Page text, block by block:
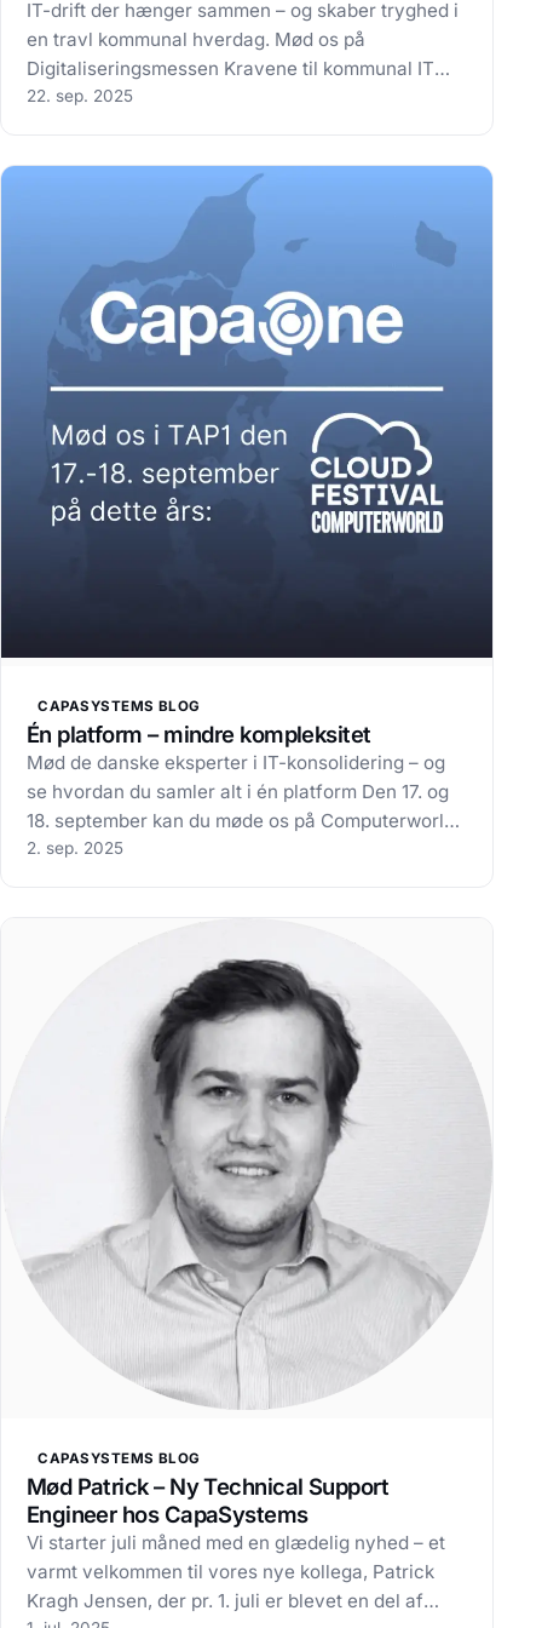
IT-drift der hænger sammen – og skaber tryghed i
en travl kommunal hverdag. Mød os på
Digitaliseringsmessen Kravene til kommunal IT
vokser: NIS2, dokumentation,
mange leverandører, bliver…
22. sep. 2025
CAPASYSTEMS BLOG
Én platform – mindre kompleksitet
Mød de danske eksperter i IT-konsolidering – og
se hvordan du samler alt i én platform Den 17. og
18. september kan du møde os på Computerworld
Cloud & AI Festival 2025 i København. Her viser vi,
2. sep. 2025
CAPASYSTEMS BLOG
Mød Patrick – Ny Technical Support
Engineer hos CapaSystems
Vi starter juli måned med en glædelig nyhed – et
varmt velkommen til vores nye kollega, Patrick
Kragh Jensen, der pr. 1. juli er blevet en del af